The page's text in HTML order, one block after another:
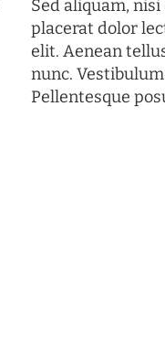
Sed aliquam,
placerat dolor
elit. Aenean
nunc.
Pellentesque